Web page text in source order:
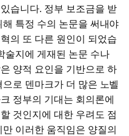
습니다. 정부 보조금을 받
특정 수의 논문을 써내야
의 또 다른 원인이 되었습
술지에 게재된 논문 수나
양적 요인을 기반으로 하
로 덴마크가 더 많은 노벨
정부의 기대는 회의론에
것인지에 대한 우려도 점
이러한 움직임은 양질의